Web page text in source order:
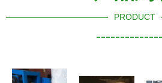
PRODUCT